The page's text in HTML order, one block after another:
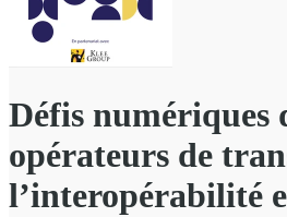
Défis numériques
opérateurs de
l’interopérabilité